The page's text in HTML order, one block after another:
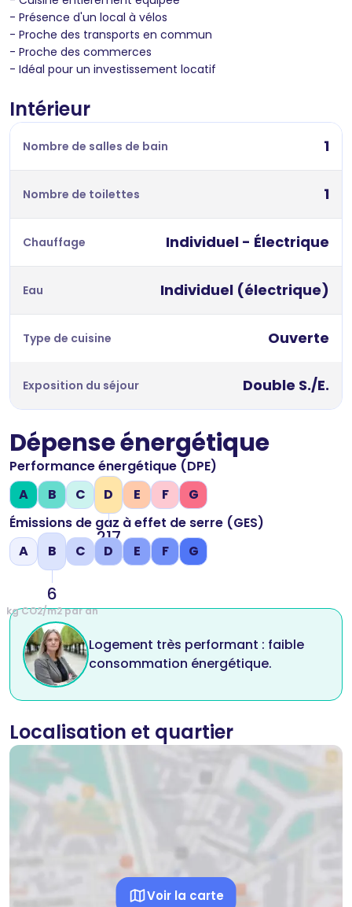
- Présence d'un local à vélos
- Proche des transports en commun
- Proche des commerces
- Idéal pour un investissement locatif
Intérieur
Nombre de salles de bain 1
Nombre de toilettes 1
Chauffage Individuel - Électrique
Eau Individuel (électrique)
Type de cuisine Ouverte
Exposition du séjour Double S./E.
Dépense énergétique
Performance énergétique (DPE)
A
B C D
217
kWh/m2 par an
E F
G
Émissions de gaz à effet de serre (GES)
A
B
6
kg CO2/m2 par an
C D E F G
Logement très performant : faible
consommation énergétique.
Localisation et quartier
Voir la carte